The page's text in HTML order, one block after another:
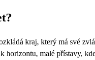
kraj, který má své
horizontu, malé přístavy,